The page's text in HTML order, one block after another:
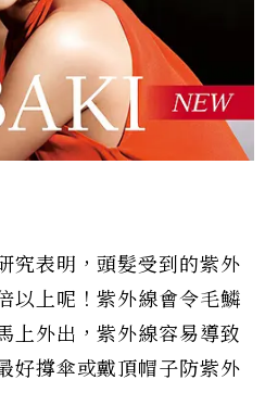
究表明，頭髮受到的紫外
以上呢！紫外線會令毛鱗
上外出，紫外線容易導致
好撐傘或戴頂帽子防紫外